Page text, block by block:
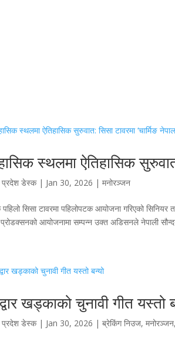
स्थलमा ऐतिहासिक
प्रदेश डेस्क| Jan 30, 2026 |मनोरञ्जन
सिसा टावरमा पहिलोपटक आयोजना गरिएको सिनियर
आयोजनामा सम्पन्न उक्त अडिसनले नेपाली
खड्काको चुनावी गीत यस्तो
प्रदेश डेस्क| Jan 30, 2026 |ब्रेकिंग निउज,मनोरञ्जन